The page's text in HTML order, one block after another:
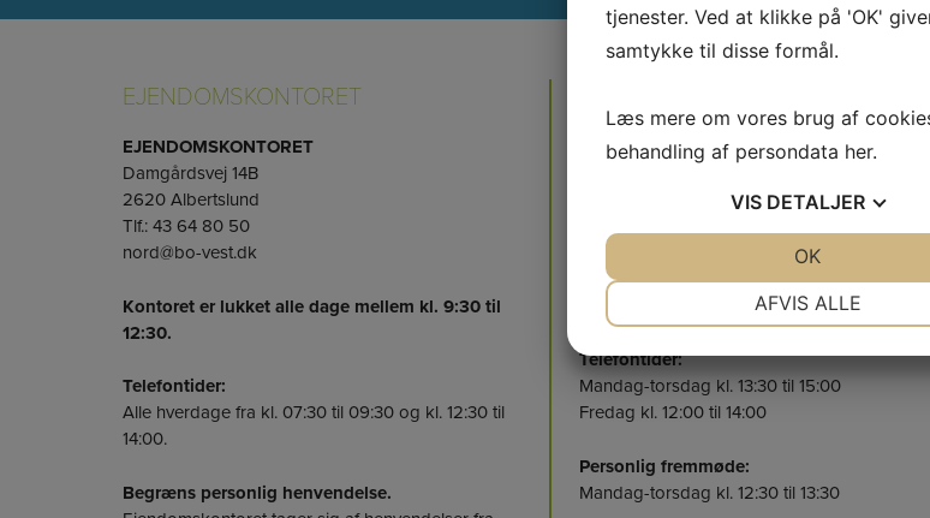
EJENDOMSKONTORET
EJENDOMSKONTORET
Damgårdsvej 14B
2620 Albertslund
Tlf.: 43 64 80 50
nord@bo-vest.dk
Kontoret er lukket alle dage mellem kl. 9:30 til
12:30.
Telefontider:
Alle hverdage fra kl. 07:30 til 09:30 og kl. 12:30 til
14:00.
Begræns personlig henvendelse.
HARTMANNS PAKHUS
Nye tider fra mandag den 2. marts 2026
Telefontider:
Mandag-torsdag kl. 13:30 til 15:00
Fredag kl. 12:00 til 14:00
Personlig fremmøde:
Mandag-torsdag kl. 12:30 til 13:30
tjenester. Ved at klikke på 'OK'
samtykke til disse formål.
Læs mere om vores brug af
behandling af persondata her.
VIS DETALJER
MARKETING
AFVIS ALLE
OK